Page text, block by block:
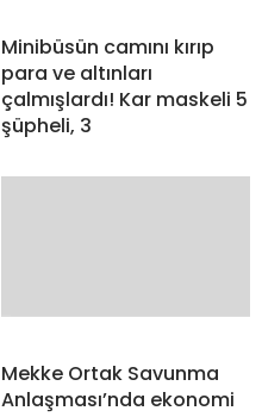
Minibüsün camını kırıp
para ve altınları
çalmışlardı! Kar maskeli 5
şüpheli, 3
Mekke Ortak Savunma
Anlaşması’nda ekonomi